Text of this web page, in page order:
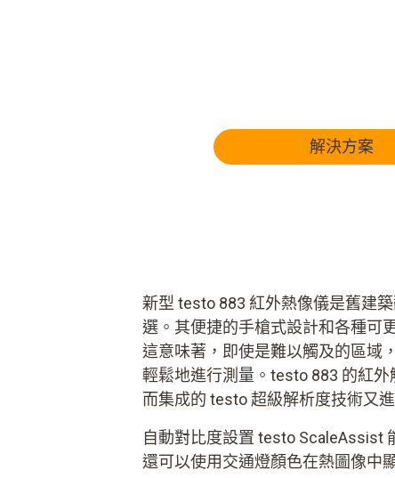
解決方案
新型 testo 883 紅外熱像儀是舊建
選。其便捷的手槍式設計和各種可
這意味著，即使是難以觸及的區域
輕鬆地進行測量。testo 883 的紅外
而集成的 testo 超級解析度技術又
自動對比度設置 testo ScaleAssist
還可以使用交通燈顏色在熱圖像中